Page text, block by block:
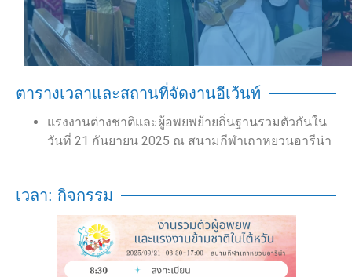
ตารางเวลาและสถานที่จัดงานอีเว้นท์
แรงงานต่างชาติและผู้อพยพย้ายถิ่นฐานรวมตัวกันใน
วันที่ 21 กันยายน 2025 ณ สนามกีฬาเถาหยวนอารีน่า
เวลา: กิจกรรม